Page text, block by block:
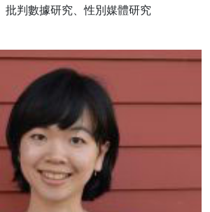
批判數據研究、性別媒體研究